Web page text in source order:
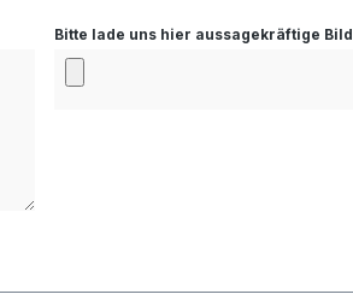
Bitte lade uns hier aussagekräftige